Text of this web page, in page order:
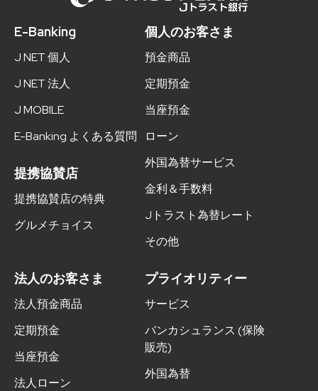
E-Banking
J NET 個人
J NET 法人
J MOBILE
E-Banking よくある質問
提携協賛店
提携協賛店の特典
グルメチョイス
個人のお客さま
預金商品
定期預金
当座預金
ローン
外国為替サービス
金利＆手数料
Jトラスト為替レート
その他
法人のお客さま
法人預金商品
定期預金
当座預金
法人ローン
プライオリティー
サービス
バンカシュランス (保険
販売)
外国為替